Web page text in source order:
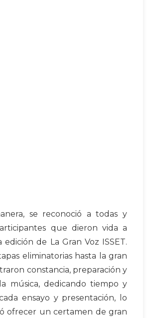
se reconoció a todas y
que dieron vida a
edición de La Gran Voz ISSET.
eliminatorias hasta la gran
constancia, preparación y
música, dedicando tiempo y
ensayo y presentación, lo
ofrecer un certamen de gran